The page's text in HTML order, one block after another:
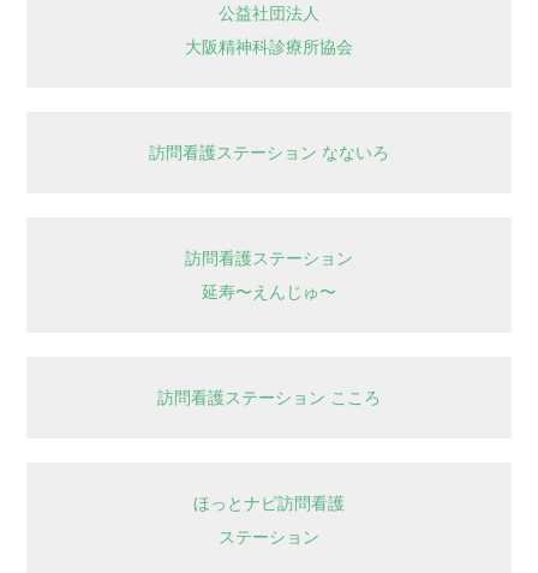
公益社団法人
大阪精神科診療所協会
訪問看護ステーション なないろ
訪問看護ステーション
延寿〜えんじゅ〜
訪問看護ステーション こころ
ほっとナビ訪問看護
ステーション